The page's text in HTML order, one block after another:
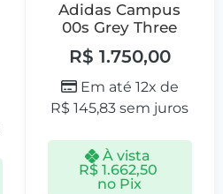
Adidas Campus
00s Grey Three
R$ 1.750,00
Em até 12x de
R$ 145,83 sem juros
À vista
R$1.662,50
no Pix